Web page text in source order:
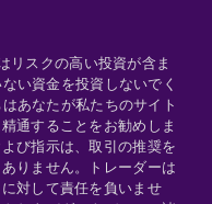
リスクの高い投資が含ま
い資金を投資しないでく
あなたが私たちのサイト
通することをお勧めしま
び指示は、取引の推奨を
りません。トレーダーは
対して責任を負いませ